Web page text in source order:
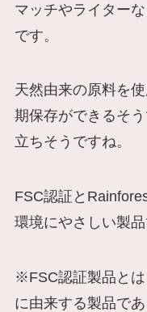
マッチやライター
です。
天然由来の原料を
期保存ができるそ
立ちそうですね。
FSC認証と
環境にやさしい製品
※FSC認証製品とは
に由来する製品で